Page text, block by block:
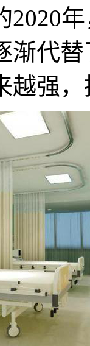
2020
渐代
越强